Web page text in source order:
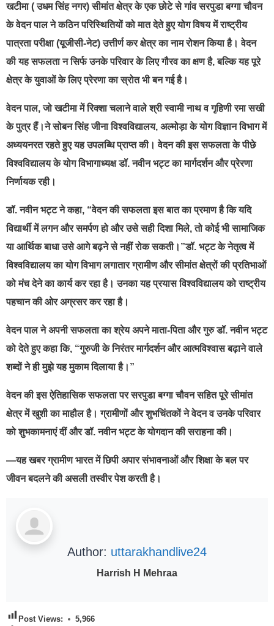
खटीमा ( उधम सिंह नगर) सीमांत क्षेत्र के एक छोटे से गांव सरपुडा बग्गा चौवन
के वेदन पाल ने कठिन परिस्थितियों को मात देते हुए योग विषय में राष्ट्रीय
पात्रता परीक्षा (यूजीसी-नेट) उत्तीर्ण कर क्षेत्र का नाम रोशन किया है। वेदन
की यह सफलता न सिर्फ उनके परिवार के लिए गौरव का क्षण है, बल्कि यह पूरे
क्षेत्र के युवाओं के लिए प्रेरणा का स्रोत भी बन गई है।
वेदन पाल, जो खटीमा में रिक्शा चलाने वाले श्री स्वामी नाथ व गृहिणी रमा सखी
के पुत्र हैं।ने सोबन सिंह जीना विश्वविद्यालय, अल्मोड़ा के योग विज्ञान विभाग में
अध्ययनरत रहते हुए यह उपलब्धि प्राप्त की। वेदन की इस सफलता के पीछे
विश्वविद्यालय के योग विभागाध्यक्ष डॉ. नवीन भट्ट का मार्गदर्शन और प्रेरणा
निर्णायक रही।
डॉ. नवीन भट्ट ने कहा, “वेदन की सफलता इस बात का प्रमाण है कि यदि
विद्यार्थी में लगन और समर्पण हो और उसे सही दिशा मिले, तो कोई भी सामाजिक
या आर्थिक बाधा उसे आगे बढ़ने से नहीं रोक सकती।”डॉ. भट्ट के नेतृत्व में
विश्वविद्यालय का योग विभाग लगातार ग्रामीण और सीमांत क्षेत्रों की प्रतिभाओं
को मंच देने का कार्य कर रहा है। उनका यह प्रयास विश्वविद्यालय को राष्ट्रीय
पहचान की ओर अग्रसर कर रहा है।
वेदन पाल ने अपनी सफलता का श्रेय अपने माता-पिता और गुरु डॉ. नवीन भट्ट
को देते हुए कहा कि, “गुरुजी के निरंतर मार्गदर्शन और आत्मविश्वास बढ़ाने वाले
शब्दों ने ही मुझे यह मुकाम दिलाया है।”
वेदन की इस ऐतिहासिक सफलता पर सरपुडा बग्गा चौवन सहित पूरे सीमांत
क्षेत्र में खुशी का माहौल है। ग्रामीणों और शुभचिंतकों ने वेदन व उनके परिवार
को शुभकामनाएं दीं और डॉ. नवीन भट्ट के योगदान की सराहना की।
—यह खबर ग्रामीण भारत में छिपी अपार संभावनाओं और शिक्षा के बल पर
जीवन बदलने की असली तस्वीर पेश करती है।
Author: uttarakhandlive24
Harrish H Mehraa
Post Views: 5,966